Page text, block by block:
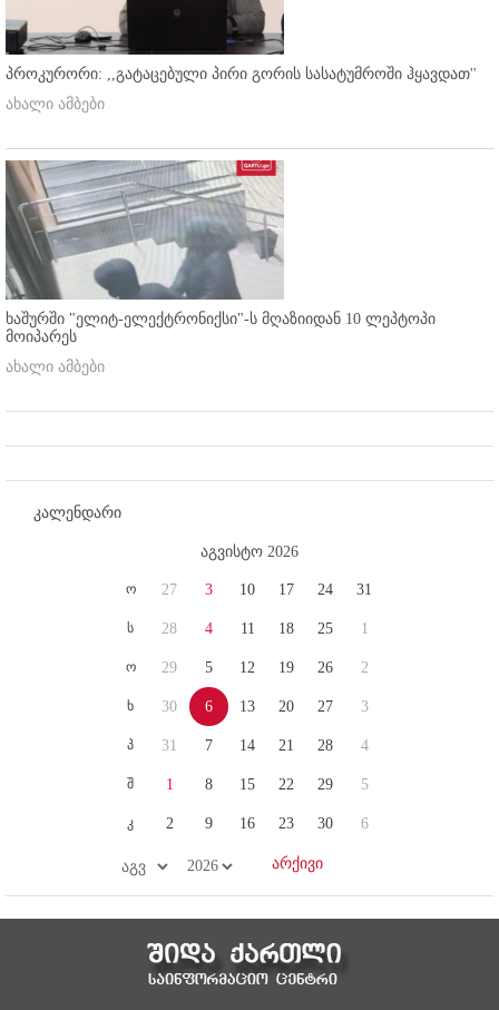
პროკურორი: ,,გატაცებული პირი გორის სასატუმროში ჰყავდათ''
ახალი ამბები
ხაშურში "ელიტ-ელექტრონიქსი"-ს მღაზიიდან 10 ლეპტოპი
მოიპარეს
ახალი ამბები
კალენდარი
აგვისტო 2026
ო
ს
ო
ხ
პ
შ
კ
27
28
29
30
31
1
2
3
4
5
6
7
8
9
10
11
12
13
14
15
16
17
18
19
20
21
22
23
24
25
26
27
28
29
30
31
1
2
3
4
5
6